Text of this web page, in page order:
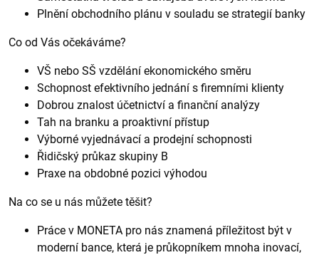
Plnění obchodního plánu v souladu se strategií banky
Co od Vás očekáváme?
VŠ nebo SŠ vzdělání ekonomického směru
Schopnost efektivního jednání s firemními klienty
Dobrou znalost účetnictví a finanční analýzy
Tah na branku a proaktivní přístup
Výborné vyjednávací a prodejní schopnosti
Řidičský průkaz skupiny B
Praxe na obdobné pozici výhodou
Na co se u nás můžete těšit?
Práce v MONETA pro nás znamená příležitost být v
moderní bance, která je průkopníkem mnoha inovací,